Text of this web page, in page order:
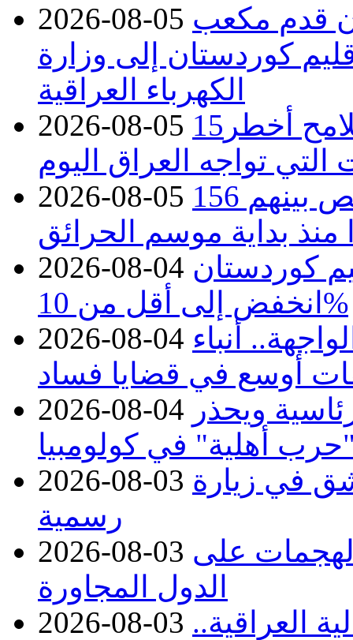
2026-08-05 توريد 100 مليون قدم مكعب
كوردستان إلى وزارة
الكهرباء العراقية
2026-08-05 15كارثة بيئية ومناخية ترسم ملامح أخطر
التي تواجه العراق اليوم
2026-08-05 حرائق فرنسا.. توقيف 402 شخص بينهم 156
منذ بداية موسم الحرائق
2026-08-04 كوردستان
انخفض إلى أقل من 10%
2026-08-04 أنباء
أوسع في قضايا فساد
2026-08-04 ويحذر
أهلية" في كولومبيا
2026-08-03 في زيارة
رسمية
2026-08-03 على
الدول المجاورة
2026-08-03 العراقية..